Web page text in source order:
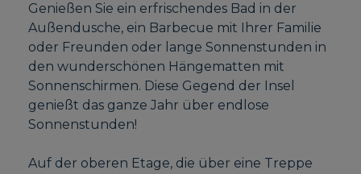
Genießen Sie ein erfrischendes Bad in der
Außendusche, ein Barbecue mit Ihrer Familie
oder Freunden oder lange Sonnenstunden in
den wunderschönen Hängematten mit
Sonnenschirmen. Diese Gegend der Insel
genießt das ganze Jahr über endlose
Sonnenstunden!
Auf der oberen Etage, die über eine Treppe